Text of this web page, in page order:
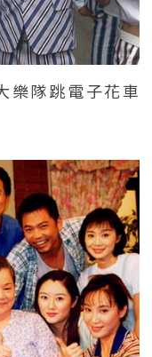
樂隊跳電子花車